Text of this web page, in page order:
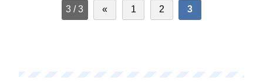
3 / 3 « 1 2 3